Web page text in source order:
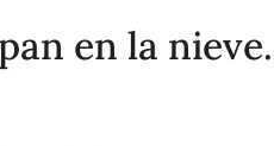
en la nieve.